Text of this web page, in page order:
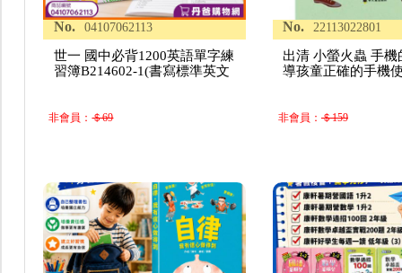
No. 04107062113
世一 國中必背1200英語單字練
習簿B214602-1(書寫標準英文
非會員：＄69
No. 22113022801
出清 小螢火蟲 手機
導孩童正確的手機
非會員： ＄159